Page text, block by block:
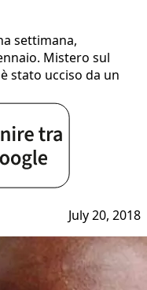
settimana,
Mistero sul
stato ucciso da un
July 20, 2018